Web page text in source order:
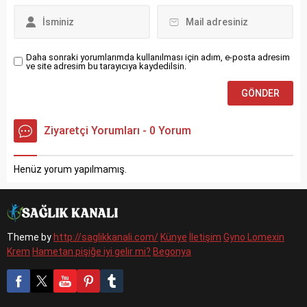
Daha sonraki yorumlarımda kullanılması için adım, e-posta adresim
ve site adresim bu tarayıcıya kaydedilsin.
Ziyaretçi Yorumları - 0 Yorum
Henüz yorum yapılmamış.
Theme by http://saglikkanali.com/ Künye İletişim Gyno Lomexin
Krem Hametan pişiğe iyi gelir mi? Begonya